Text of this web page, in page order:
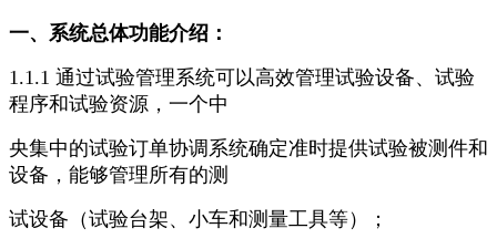
一、系统总体功能介绍：
1.1.1 通过试验管理系统可以高效管理试验设备、试验
程序和试验资源，一个中
央集中的试验订单协调系统确定准时提供试验被测件和
设备，能够管理所有的测
试设备（试验台架、小车和测量工具等）；